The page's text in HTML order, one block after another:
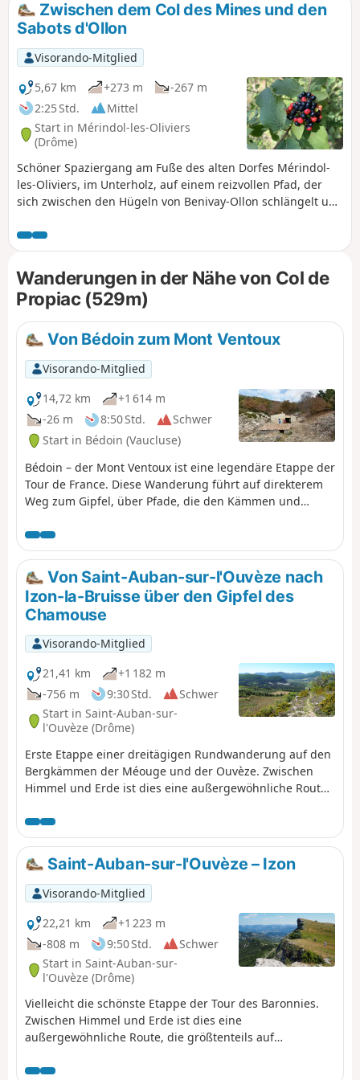
Zwischen dem Col des Mines und den
Sabots d'Ollon
Visorando-Mitglied
5,67 km
+273 m
-267 m
2:25 Std.
Mittel
Start in Mérindol-les-Oliviers
(Drôme)
Schöner Spaziergang am Fuße des alten Dorfes Mérindol-
les-Oliviers, im Unterholz, auf einem reizvollen Pfad, der
sich zwischen den Hügeln von Benivay-Ollon schlängelt und
provençale bietet.
Wanderungen in der Nähe von Col de
Propiac (529m)
Von Bédoin zum Mont Ventoux
Visorando-Mitglied
14,72 km
+1 614 m
-26 m
8:50 Std.
Schwer
Start in Bédoin (Vaucluse)
Bédoin – der Mont Ventoux ist eine legendäre Etappe der
Tour de France. Diese Wanderung führt auf direkterem
Weg zum Gipfel, über Pfade, die den Kämmen und
verlaufen die Wege durch hübsches Unterholz, das im
Herbst besonders schön ist. Am Ende führen die Wege
durch die mineralische Landschaft aus hellen Steinen
auf dem Gipfel des Berges. Unterwegs kommt man an
den „Jas” vorbei, Bergschafställen aus Trockenmauern.
Von Saint-Auban-sur-l'Ouvèze nach
Izon-la-Bruisse über den Gipfel des
Chamouse
Visorando-Mitglied
21,41 km
+1 182 m
-756 m
9:30 Std.
Schwer
Start in Saint-Auban-sur-
l'Ouvèze (Drôme)
Erste Etappe einer dreitägigen Rundwanderung auf den
Bergkämmen der Méouge und der Ouvèze. Zwischen
Himmel und Erde ist dies eine außergewöhnliche Route,
Tag über hat man einen fantastischen Blick auf das
Ouvèze-Tal, auf provenzalische Gipfel wie Lure und
Ventoux und dann auf die Südalpen. Es ist eine wilde
Route, weit weg von allem, mit Ankunft in dem nicht
weniger wilden Kleinstdorf Izon-la-Bruisse.
Saint-Auban-sur-l'Ouvèze – Izon
Visorando-Mitglied
22,21 km
+1 223 m
-808 m
9:50 Std.
Schwer
Start in Saint-Auban-sur-
l'Ouvèze (Drôme)
Vielleicht die schönste Etappe der Tour des Baronnies.
Zwischen Himmel und Erde ist dies eine
außergewöhnliche Route, die größtenteils auf
einen fantastischen Blick auf das Ouvèze-Tal, auf die